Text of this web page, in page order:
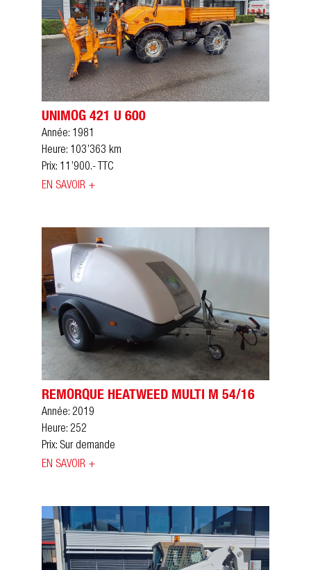
UNIMOG 421 U 600
Année: 1981
Heure: 103’363 km
Prix: 11’900.- TTC
EN SAVOIR +
REMORQUE HEATWEED MULTI M 54/16
Année: 2019
Heure: 252
Prix: Sur demande
EN SAVOIR +